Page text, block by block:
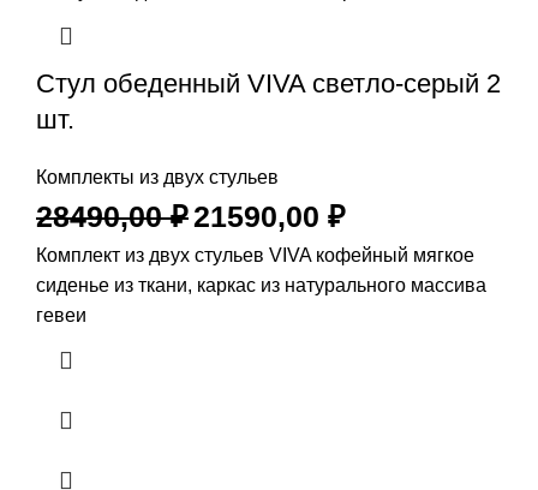
Стул обеденный VIVA светло-серый 2
шт.
Комплекты из двух стульев
28490,00₽21590,00 ₽
Комплект из двух стульев VIVA кофейный мягкое
сиденье из ткани, каркас из натурального массива
гевеи